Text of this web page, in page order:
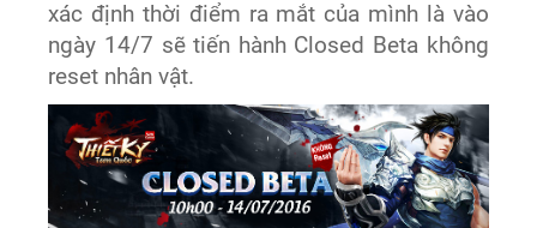
xác định thời điểm ra mắt của mình là vào
ngày 14/7 sẽ tiến hành Closed Beta không
reset nhân vật.